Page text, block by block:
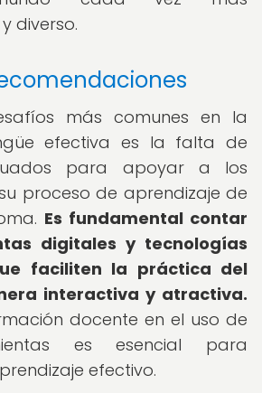
diverso.
más comunes en la
efectiva es la falta de
para apoyar a los
proceso de aprendizaje de
Es fundamental contar
digitales y tecnologías
faciliten la práctica del
interactiva y atractiva.
docente en el uso de
es esencial para
efectivo.